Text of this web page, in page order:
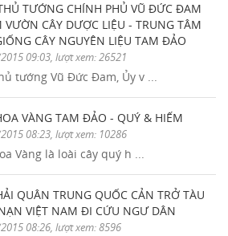
TƯỚNG CHÍNH PHỦ VŨ ĐỨC ĐAM
VƯỜN CÂY DƯỢC LIỆU - TRUNG TÂM
CÂY NGUYÊN LIỆU TAM ĐẢO
09:03, lượt xem: 26521
tướng Vũ Đức Đam, Ủy v ...
VÀNG TAM ĐẢO - QUÝ & HIẾM
08:23, lượt xem: 10286
Vàng là loài cây quý h ...
QUÂN TRUNG QUỐC CẢN TRỞ TÀU
VIỆT NAM ĐI CỨU NGƯ DÂN
08:26, lượt xem: 8596